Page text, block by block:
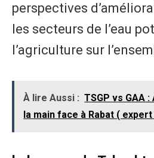
perspectives
les secteurs de l’eau
l’agriculture sur
À lire Aussi : TSGP vs GAA
la main face à Rabat ( expert